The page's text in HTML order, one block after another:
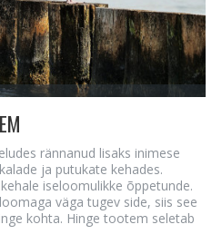
rännanud lisaks inimese
ja putukate kehades.
iseloomulikke õppetunde.
väga tugev side, siis see
kohta. Hinge tootem seletab